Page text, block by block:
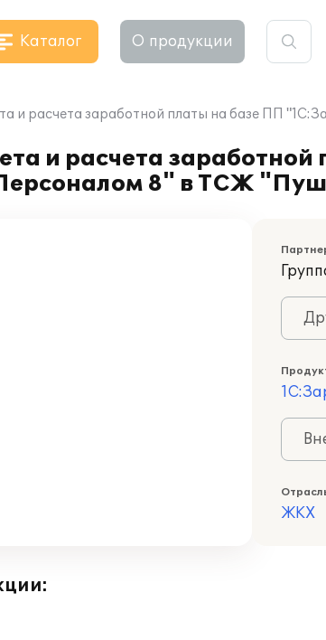
Каталог О продукции
и расчета заработной платы на базе ПП
и расчета
8" в ТСЖ
ЖКХ